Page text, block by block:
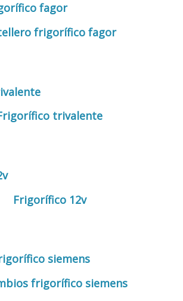
frigorífico fagor
trivalente
Frigorífico 12v
frigorífico siemens